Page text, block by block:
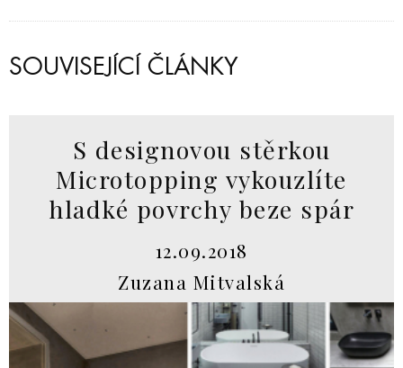
SOUVISEJÍCÍ ČLÁNKY
S designovou stěrkou
Microtopping vykouzlíte
hladké povrchy beze spár
12.09.2018
Zuzana Mitvalská